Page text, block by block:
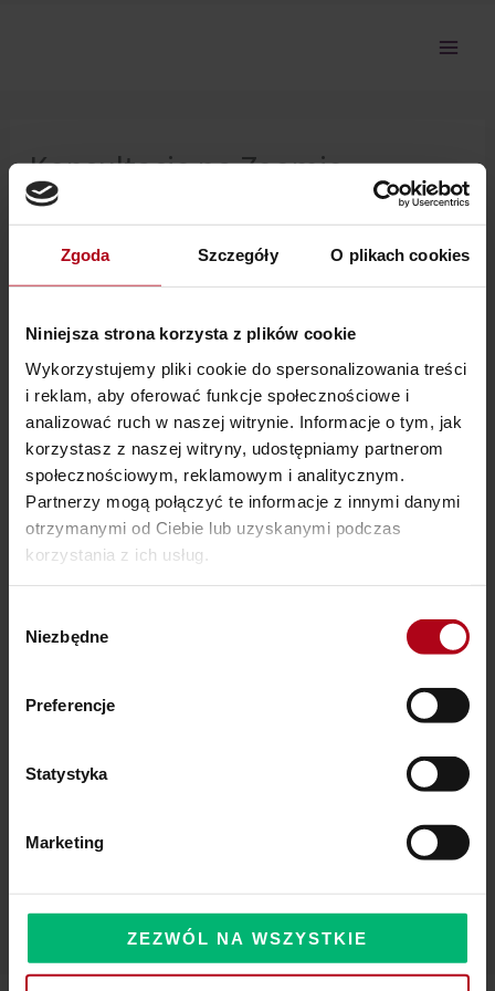
Zgoda Szczegóły O plikach cookies
Niniejsza strona korzysta z plików cookie
Wykorzystujemy pliki cookie do spersonalizowania treści
i reklam, aby oferować funkcje społecznościowe i
analizować ruch w naszej witrynie. Informacje o tym, jak
korzystasz z naszej witryny, udostępniamy partnerom
społecznościowym, reklamowym i analitycznym.
Partnerzy mogą połączyć te informacje z innymi danymi
otrzymanymi od Ciebie lub uzyskanymi podczas
korzystania z ich usług.
zgody
Niezbędne
Preferencje
Statystyka
Marketing
ZEZWÓL NA WSZYSTKIE
Ostatnie wpisy
Czy Masz W Portfelu Pożeracza Pieniędzy?
Powinieneś o tym wiedzieć – zbliża się wielka zmiana!
Konsultacje na Zoomie
5.11.2023
Nie można pokazać tej sekcji, ponieważ nie jesteś